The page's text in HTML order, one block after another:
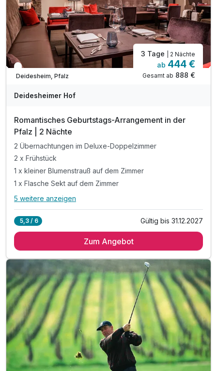
In 3 Wochen wieder frei
Deidesheim, Pfalz
3 Tage | 2 Nächte
ab 444 €
Gesamt ab 888 €
Deidesheimer Hof
Romantisches Geburtstags-Arrangement in der
Pfalz | 2 Nächte
2 Übernachtungen im Deluxe-Doppelzimmer
2 x Frühstück
1 x kleiner Blumenstrauß auf dem Zimmer
1 x Flasche Sekt auf dem Zimmer
Alle Inklusivleistungen
1 x Flasche Sekt auf dem Zimmer
1 x 4-Gang-Überraschungsmenü im Schwarzen Hahn
1 x 3-Gang-Menü im Sankt Urban
1 x kleiner Geburtstagskuchen
inkl. WLAN
inkl. Flasche Wasser
5 weitere anzeigen
5,3 / 6 Gültig bis 31.12.2027
Zum Angebot